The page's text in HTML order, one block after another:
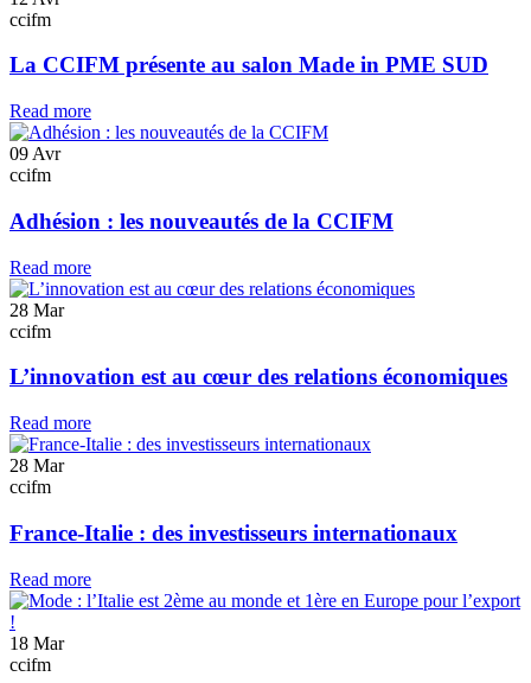
ccifm
La CCIFM présente au salon Made in PME SUD
Read more
09 Avr
ccifm
Adhésion : les nouveautés de la CCIFM
Read more
28 Mar
ccifm
L’innovation est au cœur des relations économiques
Read more
28 Mar
ccifm
France-Italie : des investisseurs internationaux
Read more
18 Mar
ccifm